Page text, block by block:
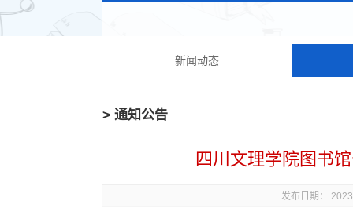
新闻动态
> 通知公告
四川文理学院图书
发布日期：